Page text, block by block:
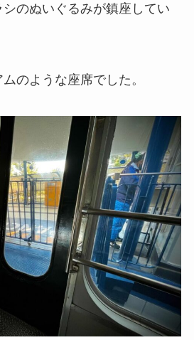
のぬいぐるみが鎮座してい
のような座席でした。